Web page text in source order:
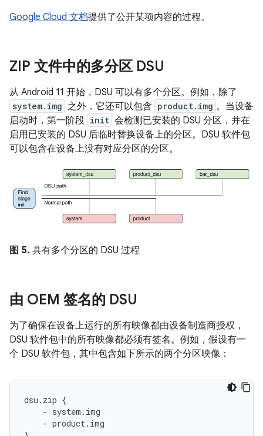
Google Cloud 文档提供了公开某项内容的过程。
ZIP 文件中的多分区 DSU
从 Android 11 开始，DSU 可以有多个分区。例如，除了
system.img 之外，它还可以包含 product.img 。当设备
启动时，第一阶段 init 会检测已安装的 DSU 分区，并在
启用已安装的 DSU 后临时替换设备上的分区。DSU 软件包
可以包含在设备上没有对应分区的分区。
图 5. 具有多个分区的 DSU 过程
由 OEM 签名的 DSU
为了确保在设备上运行的所有映像都由设备制造商授权，
DSU 软件包中的所有映像都必须有签名。例如，假设有一
个 DSU 软件包，其中包含如下所示的两个分区映像：
dsu.zip {
    - system.img
    - product.img